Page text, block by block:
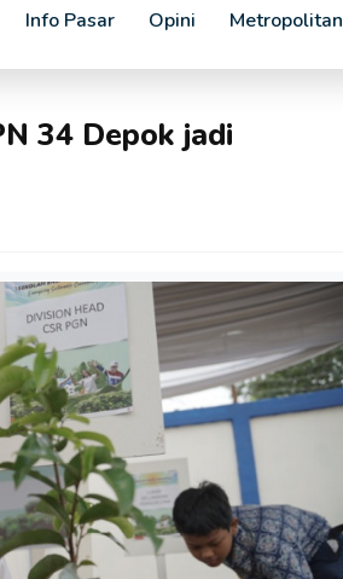
Info Pasar Opini Metropolitan
34 Depok jadi